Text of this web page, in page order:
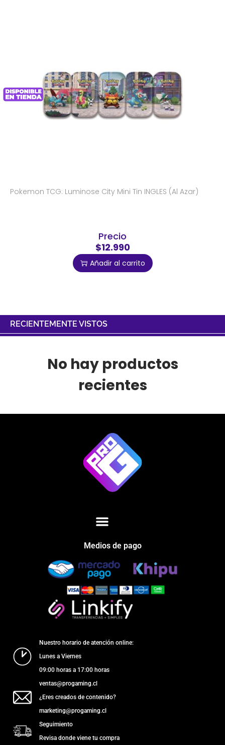
Pokemon TCG: Luminose City Mini Tin INGLES (Al Azar)
Precio
$12.990
Añadir al carrito
RECIENTEMENTE VISTOS
No hay productos
recientes
Medios de pago
Nuestro horario de atención online:
Lunes a Viernes
09:00 horas a 17:00 horas
ventas@progaming.cl
¿Eres creados de contenido?
marketing@progaming.cl
Seguimiento
Revisa donde viene tu compra